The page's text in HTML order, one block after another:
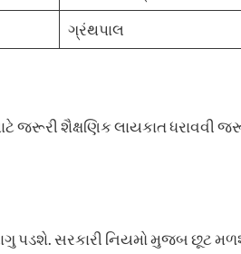
ગ્રંથપાલ
જરૂરી શૈક્ષણિક લાયકાત ધરાવવી
પડશે. સરકારી નિયમો મુજબ છૂટ